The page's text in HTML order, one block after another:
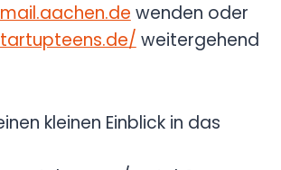
wenden oder
weitergehend
kleinen Einblick in das